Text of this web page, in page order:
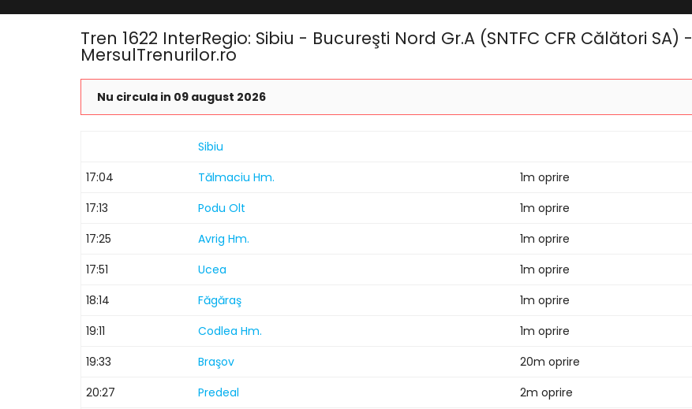
Tren 1622 InterRegio: Sibiu - Bucureşti Nord Gr.A (SNTFC CFR Călători SA) -
MersulTrenurilor.ro
Nu circula in 09 august 2026
Sibiu
17:04
Tălmaciu Hm. 1m oprire
17:13
Podu Olt 1m oprire
17:25
Avrig Hm. 1m oprire
17:51
Ucea 1m oprire
18:14
Făgăraş 1m oprire
19:11
Codlea Hm. 1m oprire
19:33
Braşov 20m oprire
20:27
Predeal 2m oprire